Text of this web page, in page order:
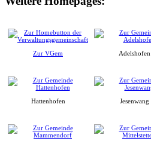
Zur VGem Adelshofen
Hattenhofen Jesenwang